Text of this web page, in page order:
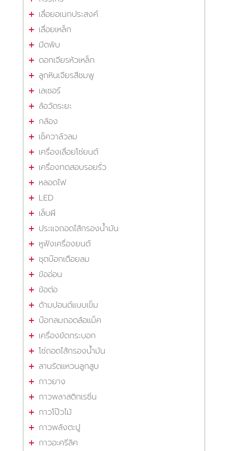
เลื่อยอเนกประสงค์
เลื่อยเหล็ก
มีดพับ
ดอกเจียรหัวเหล็ก
ลูกหินเจียรสีชมพู
เลเซอร์
ล้อวัดระยะ
กล้อง
เช็ควาล์วลม
เครื่องเลื่อยโซ่ยนต์
เครื่องทดสอบรอยรั่ว
หลอดไฟ
LED
เล็บผี
ประแจถอดไส้กรองน้ำมัน
หูฟังเครื่องยนต์
ชุดบ๊อกเดือยลม
ข้ออ่อน
ข้อต่อ
ด้ามปอนด์แบบเข็ม
บ๊อกลมถอดล้อแม็ค
เครื่องขัดกระบอก
โซ่ถอดไส้กรองน้ำมัน
ลานรัดแหวนลูกสูบ
กาวยาง
กาวพลาสติกเรซิ่น
กาวโป๊วไม้
กาวพลังตะปู
กาวอะครีลิค